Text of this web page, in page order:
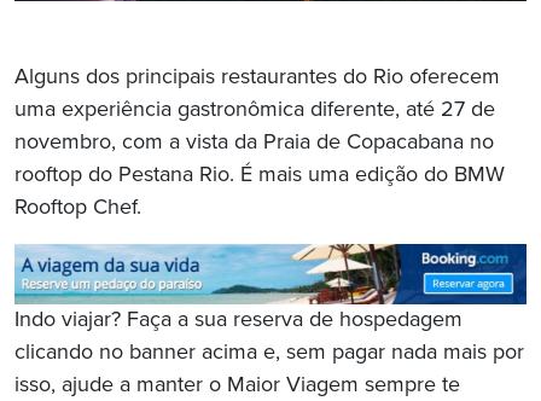
Alguns dos principais restaurantes do Rio oferecem
uma experiência gastronômica diferente, até 27 de
novembro, com a vista da Praia de Copacabana no
rooftop do Pestana Rio. É mais uma edição do BMW
Rooftop Chef.
Indo viajar? Faça a sua reserva de hospedagem
clicando no banner acima e, sem pagar nada mais por
isso, ajude a manter o Maior Viagem sempre te